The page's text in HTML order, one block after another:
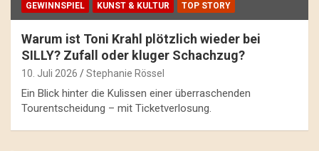
GEWINNSPIEL KUNST & KULTUR TOP STORY
Warum ist Toni Krahl plötzlich wieder bei
SILLY? Zufall oder kluger Schachzug?
10. Juli 2026 Stephanie Rössel
Ein Blick hinter die Kulissen einer überraschenden
Tourentscheidung – mit Ticketverlosung.